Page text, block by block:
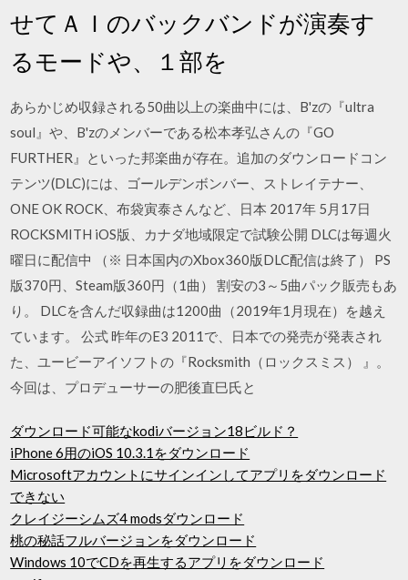
せてＡＩのバックバンドが演奏す
るモードや、１部を
あらかじめ収録される50曲以上の楽曲中には、B'zの『ultra
soul』や、B'zのメンバーである松本孝弘さんの『GO
FURTHER』といった邦楽曲が存在。追加のダウンロードコン
テンツ(DLC)には、ゴールデンボンバー、ストレイテナー、
ONE OK ROCK、布袋寅泰さんなど、日本 2017年 5月17日
ROCKSMITH iOS版、カナダ地域限定で試験公開 DLCは毎週火
曜日に配信中 （※ 日本国内のXbox360版DLC配信は終了） PS
版370円、Steam版360円（1曲） 割安の3～5曲パック販売もあ
り。 DLCを含んだ収録曲は1200曲（2019年1月現在）を越え
ています。 公式 昨年のE3 2011で、日本での発売が発表され
た、ユービーアイソフトの『Rocksmith（ロックスミス） 』。
今回は、プロデューサーの肥後直巳氏と
ダウンロード可能なkodiバージョン18ビルド？
iPhone 6用のiOS 10.3.1をダウンロード
Microsoftアカウントにサインインしてアプリをダウンロード
できない
クレイジーシムズ4 modsダウンロード
桃の秘話フルバージョンをダウンロード
Windows 10でCDを再生するアプリをダウンロード